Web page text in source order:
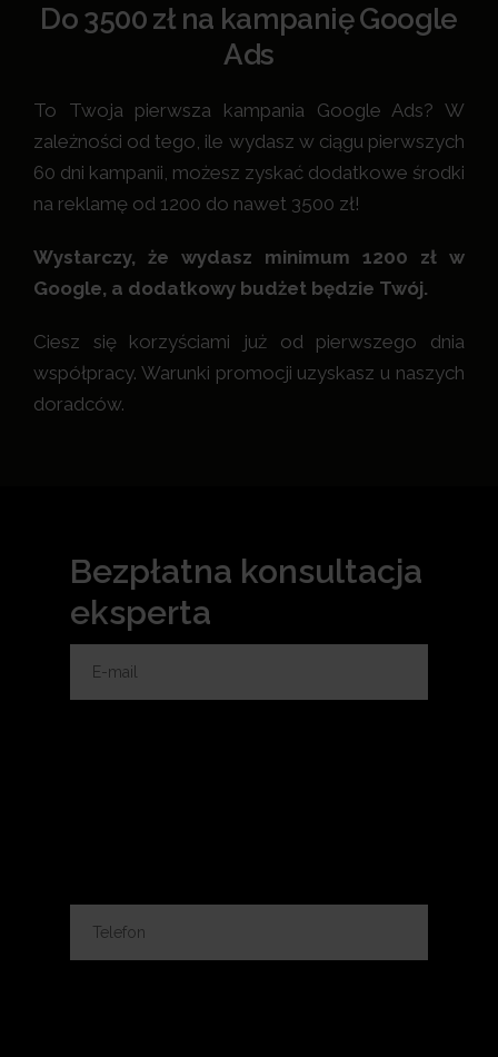
Do 3500 zł na kampanię Google
Ads
To Twoja pierwsza kampania Google Ads? W
zależności od tego, ile wydasz w ciągu pierwszych
60 dni kampanii, możesz zyskać dodatkowe środki
na reklamę od 1200 do nawet 3500 zł!
Wystarczy, że wydasz minimum 1200 zł w
Google, a dodatkowy budżet będzie Twój.
Ciesz się korzyściami już od pierwszego dnia
współpracy. Warunki promocji uzyskasz u naszych
doradców.
Bezpłatna konsultacja
eksperta